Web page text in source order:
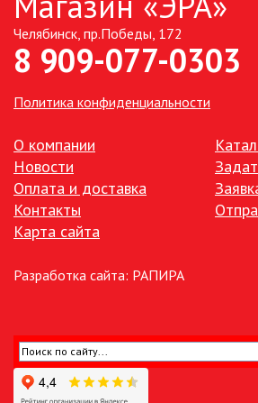
Челябинск, пр.Победы, 172
8 909-077-0303
Политика конфиденциальности
О компании
Новости
Оплата и доставка
Контакты
Карта сайта
Разработка сайта: РАПИРА